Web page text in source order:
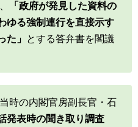
「政府が発見した資料の
ゆる強制連行を直接示す
た」 とする答弁書を閣議
時の内閣官房副長官・石
発表時の聞き取り調査